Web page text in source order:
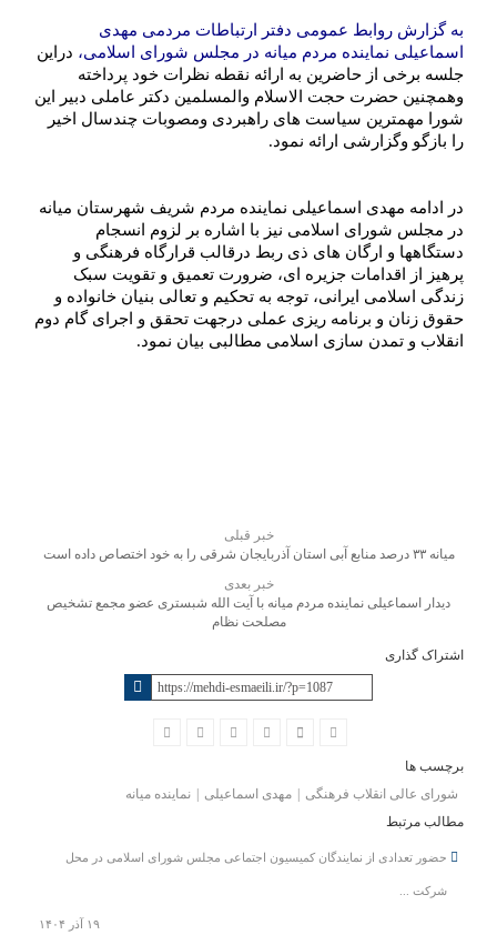
به گزارش روابط عمومی دفتر ارتباطات مردمی مهدی
اسماعیلی نماینده مردم میانه در مجلس شورای اسلامی، دراین
جلسه برخی از حاضرین به ارائه نقطه نظرات خود پرداخته
وهمچنین حضرت حجت الاسلام والمسلمین دکتر عاملی دبیر این
شورا مهمترین سیاست های راهبردی ومصوبات چندسال اخیر
را بازگو وگزارشی ارائه نمود.
️در ادامه مهدی اسماعیلی نماینده مردم شریف شهرستان میانه
در مجلس شورای اسلامی نیز با اشاره بر لزوم انسجام
دستگاهها و ارگان های ذی ربط درقالب قرارگاه فرهنگی و
پرهیز از اقدامات جزیره ای، ضرورت تعمیق و تقویت سبک
زندگی اسلامی ایرانی، توجه به تحکیم و تعالی بنیان خانواده و
حقوق زنان و برنامه ریزی عملی درجهت تحقق و اجرای گام دوم
انقلاب و تمدن سازی اسلامی مطالبی بیان نمود.
خبر قبلی
میانه ۳۳ درصد منابع آبی استان آذربایجان شرقی را به خود اختصاص داده است
خبر بعدی
دیدار اسماعیلی نماینده مردم میانه با آیت الله شبستری عضو مجمع تشخیص
مصلحت نظام
اشتراک گذاری
برچسب ها
شورای عالی انقلاب فرهنگی
مهدی اسماعیلی
نماینده میانه
مطالب مرتبط
حضور تعدادی از نمایندگان کمیسیون اجتماعی مجلس شورای اسلامی در محل
شرکت ...
۱۹ آذر ۱۴۰۴